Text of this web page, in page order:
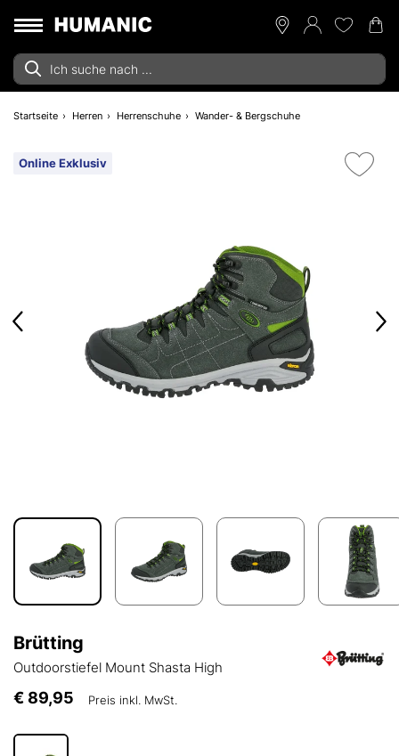
Startseite Herren Herrenschuhe Wander- & Bergschuhe
Online Exklusiv
Brütting
Outdoorstiefel Mount Shasta High
€ 89,95 Preis inkl. MwSt.